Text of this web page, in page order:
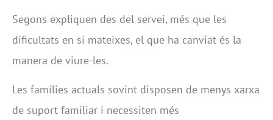
Segons expliquen des del servei, més que les
dificultats en si mateixes, el que ha canviat és la
manera de viure-les.
Les famílies actuals sovint disposen de menys xarxa
de suport familiar i necessiten més